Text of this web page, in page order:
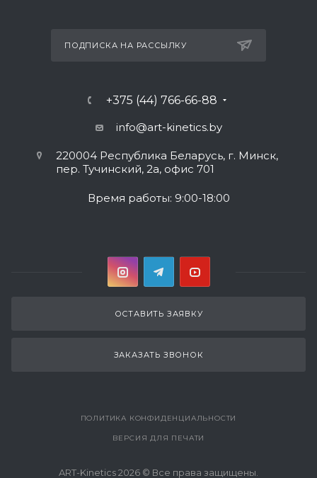
ПОДПИСКА НА РАССЫЛКУ
+375 (44) 766-66-88
info@art-kinetics.by
220004 Республика Беларусь, г. Минск,
пер. Тучинский, 2а, офис 701
Время работы: 9:00-18:00
ОСТАВИТЬ ЗАЯВКУ
ЗАКАЗАТЬ ЗВОНОК
ПОЛИТИКА КОНФИДЕНЦИАЛЬНОСТИ
ВЕРСИЯ ДЛЯ ПЕЧАТИ
ART-Kinetics 2026 © Все права защищены.